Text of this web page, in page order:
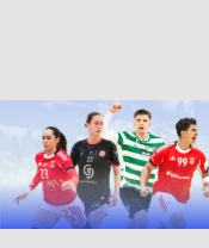
Federação
Grátis -